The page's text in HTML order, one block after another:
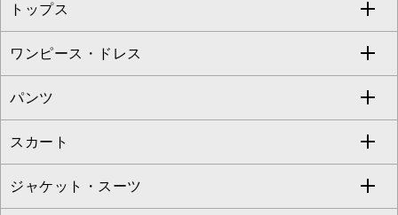
トップス
すべてのトップス
カットソー・Tシャツ
ブラウス・シャツ
ニット・セーター
ワンピース・ドレス
すべてのワンピース・ドレス
ワンピース
ドレス
パンツ
すべてのパンツ
フルレングスパンツ
スカート
すべてのスカート
ジャケット・スーツ